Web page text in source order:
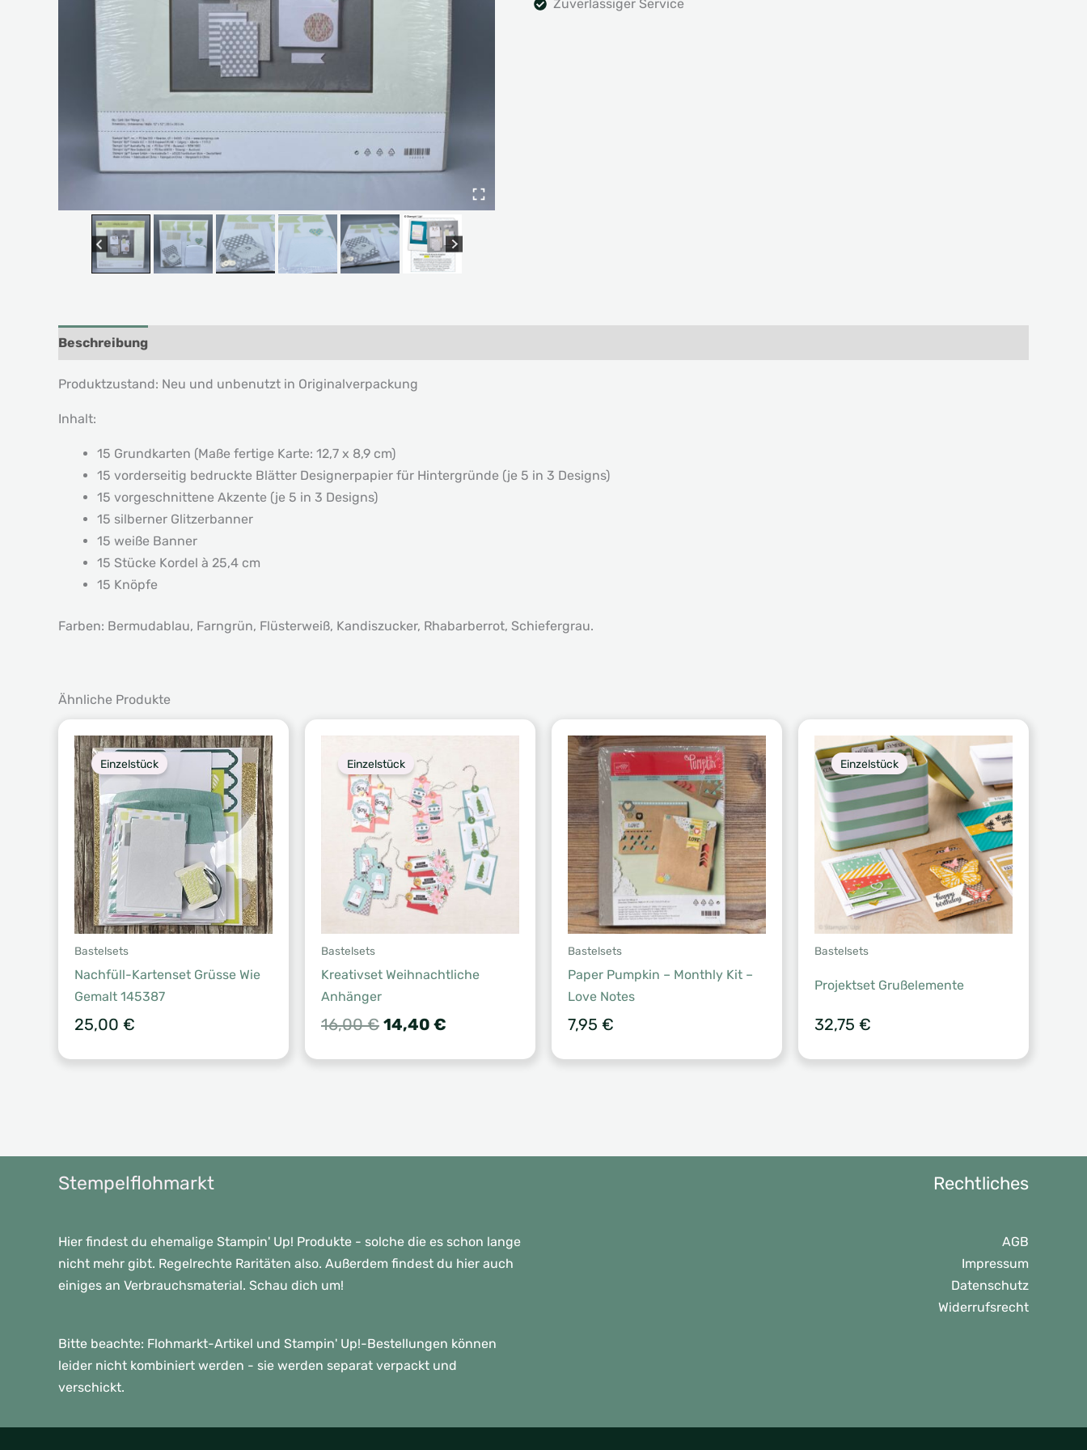
Zuverlässiger Service
Beschreibung
Produktzustand: Neu und unbenutzt in Originalverpackung
Inhalt:
15 Grundkarten (Maße fertige Karte: 12,7 x 8,9 cm)
15 vorderseitig bedruckte Blätter Designerpapier für Hintergründe (je 5 in 3 Designs)
15 vorgeschnittene Akzente (je 5 in 3 Designs)
15 silberner Glitzerbanner
15 weiße Banner
15 Stücke Kordel à 25,4 cm
15 Knöpfe
Farben: Bermudablau, Farngrün, Flüsterweiß, Kandiszucker, Rhabarberrot, Schiefergrau.
Ähnliche Produkte
Einzelstück
Bastelsets
Nachfüll-Kartenset Grüsse Wie
Gemalt 145387
25,00 €
Einzelstück
Bastelsets
Kreativset Weihnachtliche
Anhänger
16,00€ Ursprünglicher
war:
14,40 €
ist:
Bastelsets
Paper Pumpkin – Monthly Kit –
Love Notes
7,95 €
Einzelstück
Bastelsets
Projektset Grußelemente
32,75 €
Stempelflohmarkt
Hier findest du ehemalige Stampin' Up! Produkte - solche die es schon lange
nicht mehr gibt. Regelrechte Raritäten also. Außerdem findest du hier auch
einiges an Verbrauchsmaterial. Schau dich um!
Bitte beachte: Flohmarkt-Artikel und Stampin' Up!-Bestellungen können
leider nicht kombiniert werden - sie werden separat verpackt und
verschickt.
Rechtliches
AGB
Impressum
Datenschutz
Widerrufsrecht